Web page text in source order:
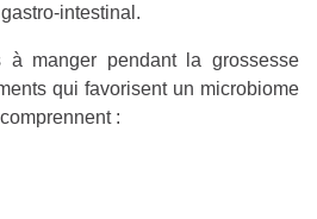
intestinal.
à manger pendant la grossesse
qui favorisent un microbiome
: